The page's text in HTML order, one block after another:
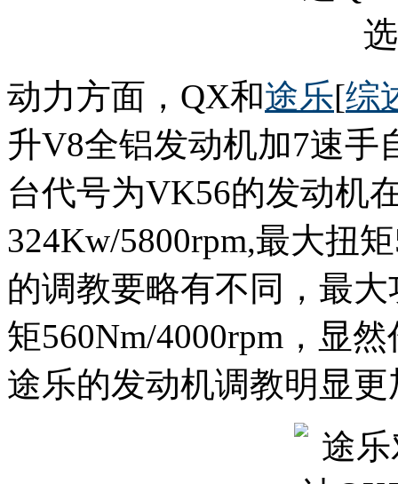
动力方面，QX和途乐[综
升V8全铝发动机加7速手
台代号为VK56的发动机
324Kw/5800rpm,最大扭
的调教要略有不同，最
矩560Nm/4000rpm，显
途乐的发动机调教明显